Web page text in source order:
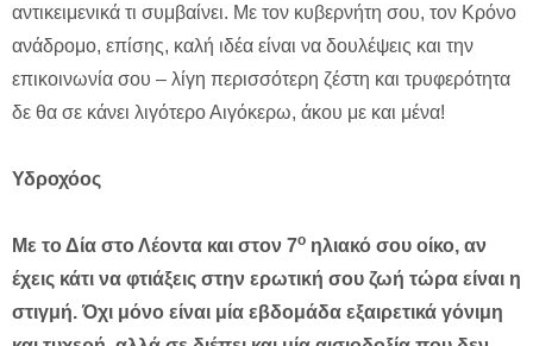
αντικειμενικά τι συμβαίνει. Με τον κυβερνήτη σου, τον Κρόνο
ανάδρομο, επίσης, καλή ιδέα είναι να δουλέψεις και την
επικοινωνία σου – λίγη περισσότερη ζέστη και τρυφερότητα
δε θα σε κάνει λιγότερο Αιγόκερω, άκου με και μένα!
Υδροχόος
Με το Δία στο Λέοντα και στον 7ο ηλιακό σου οίκο, αν
έχεις κάτι να φτιάξεις στην ερωτική σου ζωή τώρα είναι η
στιγμή. Όχι μόνο είναι μία εβδομάδα εξαιρετικά γόνιμη